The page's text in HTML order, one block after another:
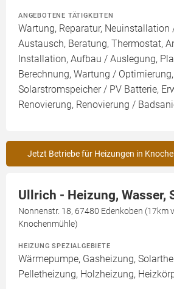
ANGEBOTENE TÄTIGKEITEN
Wartung, Reparatur, Neuinstallation
Austausch, Beratung, Thermostat,
Installation, Aufbau / Auslegung,
Berechnung, Wartung / Optimierung,
Solarstromspeicher / PV Batterie,
Renovierung, Renovierung /
Jetzt Betriebe für Heizungen in
Ullrich - Heizung, Wasser,
Nonnenstr. 18, 67480 Edenkoben (17km
Knochenmühle)
HEIZUNG SPEZIALGEBIETE
Wärmepumpe, Gasheizung,
Pelletheizung, Holzheizung,